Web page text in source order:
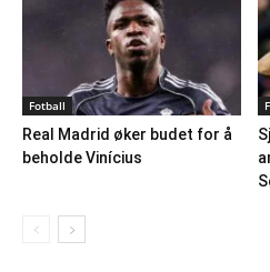
Fotball
Real Madrid øker budet for å
beholde Vinícius